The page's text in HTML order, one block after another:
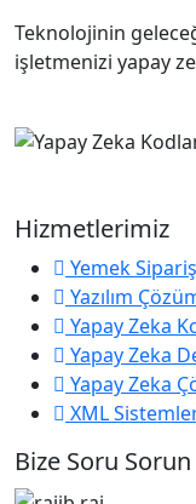
Teknolojinin
işletmenizi yapay
Hizmetlerimiz
Yemek
Yazılım
Yapay Zeka
Yapay Zeka
Yapay Zeka
XML
Bize Soru Sorun